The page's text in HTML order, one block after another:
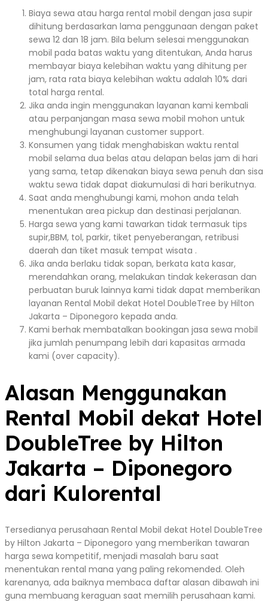
Biaya sewa atau harga rental mobil dengan jasa supir
dihitung berdasarkan lama penggunaan dengan paket
sewa 12 dan 18 jam. Bila belum selesai menggunakan
mobil pada batas waktu yang ditentukan, Anda harus
membayar biaya kelebihan waktu yang dihitung per
jam, rata rata biaya kelebihan waktu adalah 10% dari
total harga rental.
Jika anda ingin menggunakan layanan kami kembali
atau perpanjangan masa sewa mobil mohon untuk
menghubungi layanan customer support.
Konsumen yang tidak menghabiskan waktu rental
mobil selama dua belas atau delapan belas jam di hari
yang sama, tetap dikenakan biaya sewa penuh dan sisa
waktu sewa tidak dapat diakumulasi di hari berikutnya.
Saat anda menghubungi kami, mohon anda telah
menentukan area pickup dan destinasi perjalanan.
Harga sewa yang kami tawarkan tidak termasuk tips
supir,BBM, tol, parkir, tiket penyeberangan, retribusi
daerah dan tiket masuk tempat wisata .
Jika anda berlaku tidak sopan, berkata kata kasar,
merendahkan orang, melakukan tindak kekerasan dan
perbuatan buruk lainnya kami tidak dapat memberikan
layanan Rental Mobil dekat Hotel DoubleTree by Hilton
Jakarta – Diponegoro kepada anda.
Kami berhak membatalkan bookingan jasa sewa mobil
jika jumlah penumpang lebih dari kapasitas armada
kami (over capacity).
Alasan Menggunakan
Rental Mobil dekat Hotel
DoubleTree by Hilton
Jakarta – Diponegoro
dari Kulorental
Tersedianya perusahaan Rental Mobil dekat Hotel DoubleTree
by Hilton Jakarta – Diponegoro yang memberikan tawaran
harga sewa kompetitif, menjadi masalah baru saat
menentukan rental mana yang paling rekomended. Oleh
karenanya, ada baiknya membaca daftar alasan dibawah ini
guna membuang keraguan saat memilih perusahaan kami.